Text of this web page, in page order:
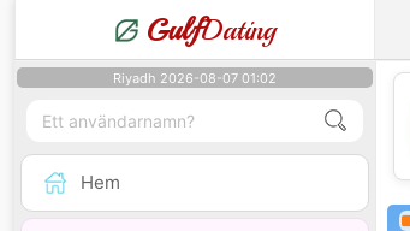
GulfDating
Riyadh 2026-08-07 01:02
Hem